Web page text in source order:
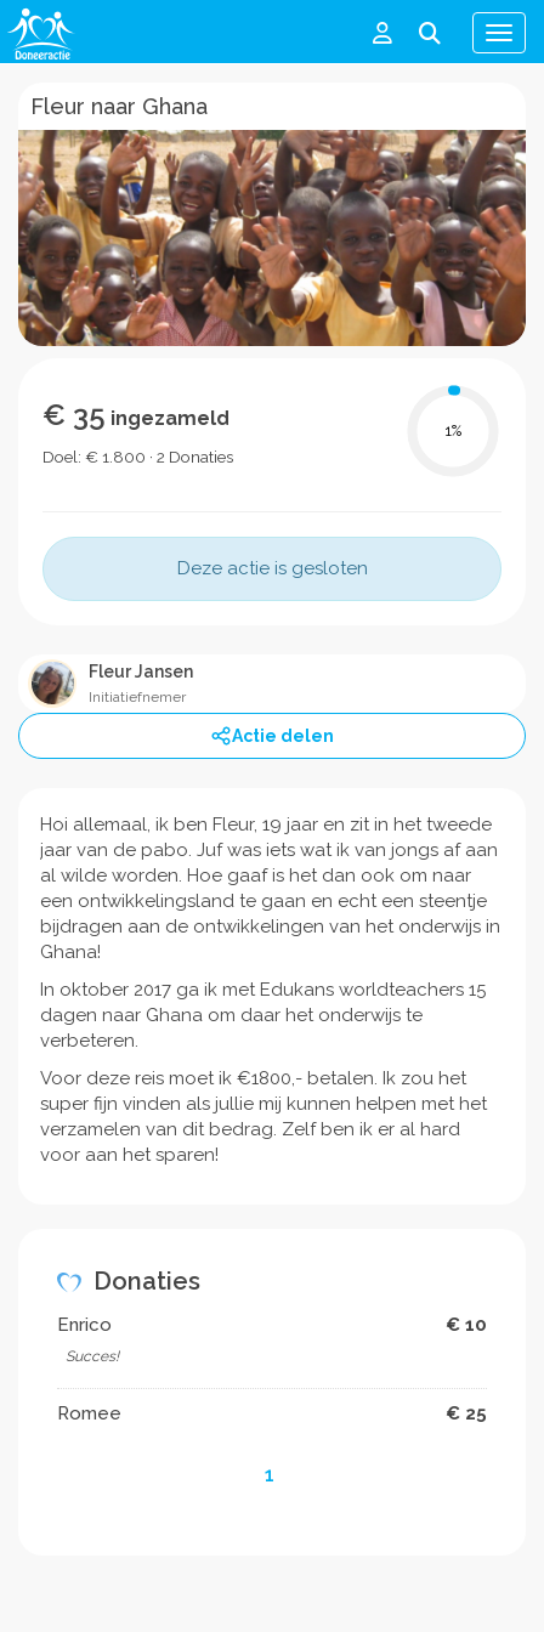
Menu
Fleur naar Ghana
€ 35 ingezameld
Doel: € 1.800 · 2 Donaties
1%
Deze actie is gesloten
Fleur Jansen
Initiatiefnemer
Actie delen
Hoi allemaal, ik ben Fleur, 19 jaar en zit in het tweede
jaar van de pabo. Juf was iets wat ik van jongs af aan
al wilde worden. Hoe gaaf is het dan ook om naar
een ontwikkelingsland te gaan en echt een steentje
bijdragen aan de ontwikkelingen van het onderwijs in
Ghana!
In oktober 2017 ga ik met Edukans worldteachers 15
dagen naar Ghana om daar het onderwijs te
verbeteren.
Voor deze reis moet ik €1800,- betalen. Ik zou het
super fijn vinden als jullie mij kunnen helpen met het
verzamelen van dit bedrag. Zelf ben ik er al hard
voor aan het sparen!
Donaties
Enrico € 10
Succes!
Romee € 25
1